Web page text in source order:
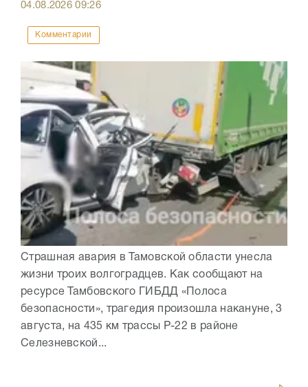
04.08.202609:26
Комментарии
Страшная авария в Тамовской области унесла
жизни троих волгоградцев. Как сообщают на
ресурсе Тамбовского ГИБДД «Полоса
безопасности», трагедия произошла накануне, 3
августа, на 435 км трассы Р-22 в районе
Селезневской...